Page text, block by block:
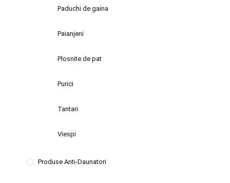
Paduchi de gaina
Paianjeni
Plosnite de pat
Purici
Tantari
Viespi
Produse Anti-Daunatori